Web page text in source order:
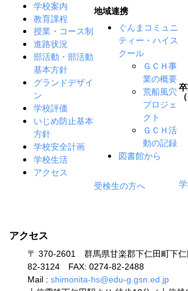
学校案内
教育課程
授業・コース制
進路状況
部活動・部活動
基本方針
グランドデザイ
ン
学校評価
いじめ防止基本
方針
学校安全計画
学校生活
アクセス
地域連携
ぐんまコミュニ
ティー・ハイス
クール
ＧＣＨ事
業の概要
荒船風穴
プロジェ
クト
ＧＣＨ活
動の記録
図書館から
受検生の方へ
アクセス
〒 370-2601 群馬県甘楽郡下仁田町下
82-3124 FAX: 0274-82-2488
Mail : shimonita-hs@edu-g.gsn.ed.jp